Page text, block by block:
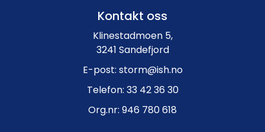
Kontakt oss
Klinestadmoen 5,
3241 Sandefjord
E-post: storm@ish.no
Telefon: 33 42 36 30
Org.nr: 946 780 618